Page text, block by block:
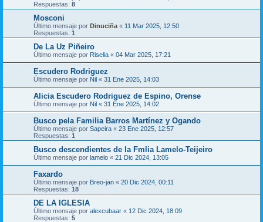
Respuestas: 8
Mosconi
Último mensaje por Dinuciña « 11 Mar 2025, 12:50
Respuestas: 1
De La Uz Piñeiro
Último mensaje por Riselia « 04 Mar 2025, 17:21
Escudero Rodriguez
Último mensaje por Nil « 31 Ene 2025, 14:03
Alicia Escudero Rodriguez de Espino, Orense
Último mensaje por Nil « 31 Ene 2025, 14:02
Busco pela Familia Barros Martínez y Ogando
Último mensaje por Sapeira « 23 Ene 2025, 12:57
Respuestas: 1
Busco descendientes de la Fmlia Lamelo-Teijeiro
Último mensaje por lamelo « 21 Dic 2024, 13:05
Faxardo
Último mensaje por Breo-jan « 20 Dic 2024, 00:11
Respuestas: 18
DE LA IGLESIA
Último mensaje por alexcubaar « 12 Dic 2024, 18:09
Respuestas: 5